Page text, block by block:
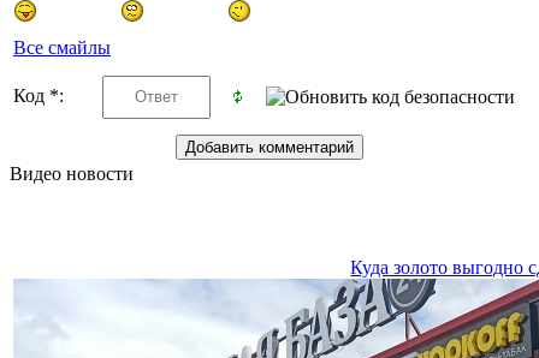
Все смайлы
Код *:
Видео новости
Куда золото выгодно